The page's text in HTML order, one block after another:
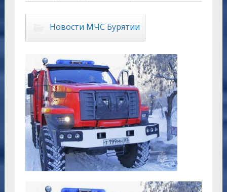
Новости МЧС Бурятии